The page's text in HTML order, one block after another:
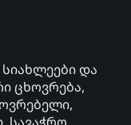
და
ცხოვრება,